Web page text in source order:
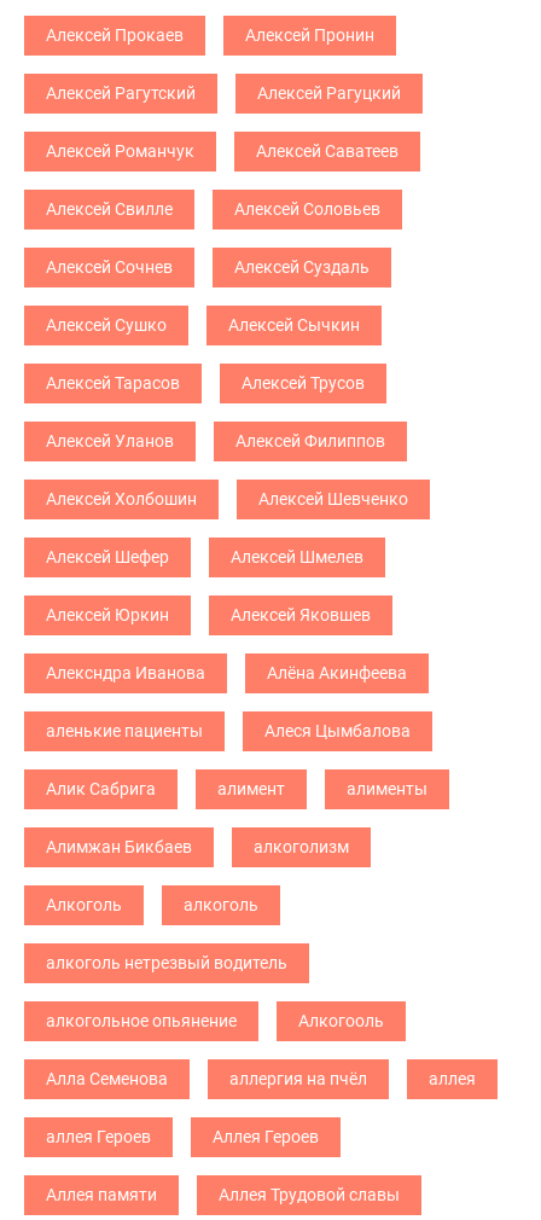
Алексей Прокаев Алексей Пронин
Алексей Рагутский Алексей Рагуцкий
Алексей Романчук Алексей Саватеев
Алексей Свилле Алексей Соловьев
Алексей Сочнев Алексей Суздаль
Алексей Сушко Алексей Сычкин
Алексей Тарасов Алексей Трусов
Алексей Уланов Алексей Филиппов
Алексей Холбошин Алексей Шевченко
Алексей Шефер Алексей Шмелев
Алексей Юркин Алексей Яковшев
Алексндра Иванова Алёна Акинфеева
аленькие пациенты Алеся Цымбалова
Алик Сабрига алимент алименты
Алимжан Бикбаев алкоголизм
Алкоголь алкоголь
алкоголь нетрезвый водитель
алкогольное опьянение Алкогооль
Алла Семенова аллергия на пчёл аллея
аллея Героев Аллея Героев
Аллея памяти Аллея Трудовой славы